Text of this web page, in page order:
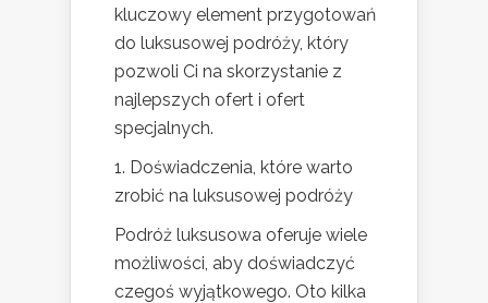
kluczowy element przygotowań
do luksusowej podróży, który
pozwoli Ci na skorzystanie z
najlepszych ofert i ofert
specjalnych.
1. Doświadczenia, które warto
zrobić na luksusowej podróży
Podróż luksusowa oferuje wiele
możliwości, aby doświadczyć
czegoś wyjątkowego. Oto kilka